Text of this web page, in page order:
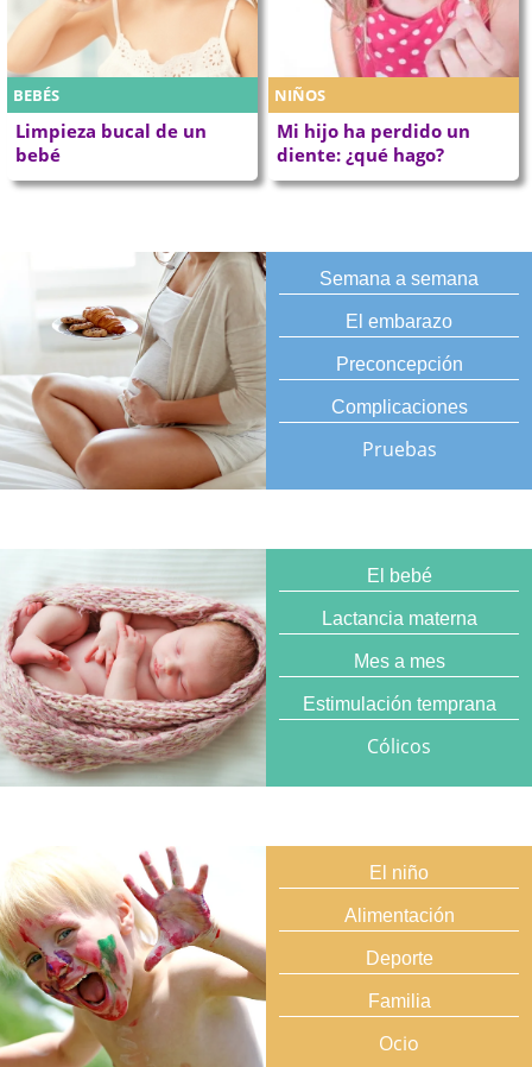
BEBÉS
Limpieza bucal de un
bebé
NIÑOS
Mi hijo ha perdido un
diente: ¿qué hago?
Semana a semana
El embarazo
Preconcepción
Complicaciones
Pruebas
El bebé
Lactancia materna
Mes a mes
Estimulación temprana
Cólicos
El niño
Alimentación
Deporte
Familia
Ocio